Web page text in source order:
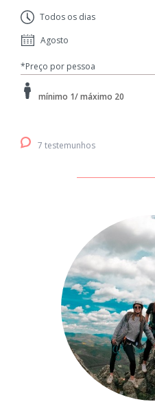
Todos os dias
Agosto
*Preço por pessoa
mínimo 1/ máximo 20
7 testemunhos